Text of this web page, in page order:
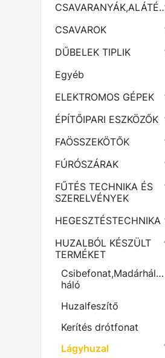
CSAVAROK
DŰBELEK TIPLIK
Egyéb
ELEKTROMOS GÉPEK
ÉPÍTŐIPARI ESZKÖZŐK
FAÖSSZEKÖTŐK
FÚRÓSZÁRAK
FŰTÉS TECHNIKA ÉS
SZERELVÉNYEK
HEGESZTÉSTECHNIKA
HUZALBÓL KÉSZÜLT
TERMÉKET
háló
Huzalfeszítő
Kerítés drótfonat
Lágyhuzal